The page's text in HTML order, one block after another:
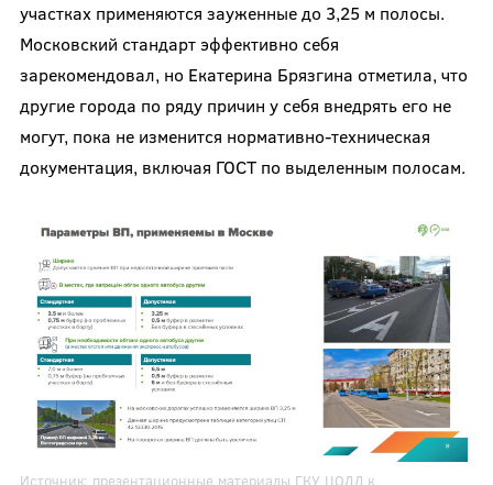
участках применяются зауженные до 3,25 м полосы.
Московский стандарт эффективно себя
зарекомендовал, но Екатерина Брязгина отметила, что
другие города по ряду причин у себя внедрять его не
могут, пока не изменится нормативно-техническая
документация, включая ГОСТ по выделенным полосам.